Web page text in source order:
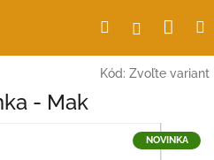
Hľadať
Kód: Zvoľte variant
- Mak
NOVINKA